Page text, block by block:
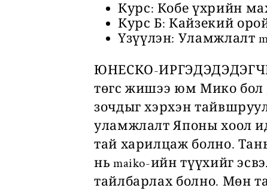
Курс: Кобе үхрийн
Курс Б: Кайзекий
Үзүүлэн: Уламжлалт
ЮНЕСКО-
төгс жишээ юм Мико бол
зочдыг хэрхэн
уламжлалт Японы хоол
тай харилцаж болно.
нь maiko-ийн түүхийг
тайлбарлах болно. Мөн